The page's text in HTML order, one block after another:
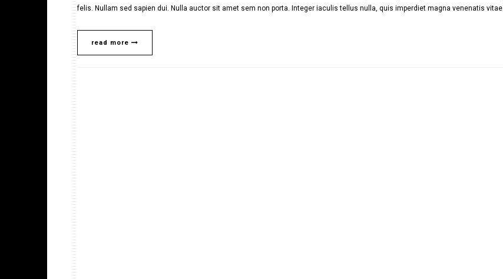
felis. Nullam sed sapien dui. Nulla auctor sit amet sem non porta. Integer iaculis tellus nulla, quis imperdiet magna venenatis vitae.
read more